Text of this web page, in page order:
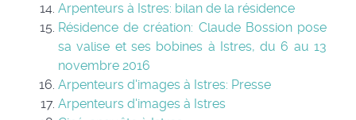
Arpenteurs à Istres: bilan de la résidence
Résidence de création: Claude Bossion pose
sa valise et ses bobines à Istres, du 6 au 13
novembre 2016
Arpenteurs d'images à Istres: Presse
Arpenteurs d'images à Istres